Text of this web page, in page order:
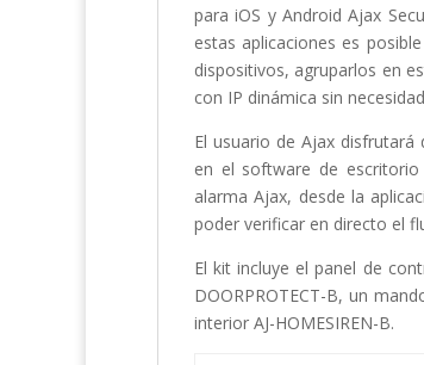
para iOS y Android Ajax
estas aplicaciones es
dispositivos, agruparlos en
con IP dinámica sin
El usuario de Ajax
en el software de
alarma Ajax, desde la
poder verificar en directo el
El kit incluye el panel de
DOORPROTECT-B, un
interior AJ-HOMESIREN-B.